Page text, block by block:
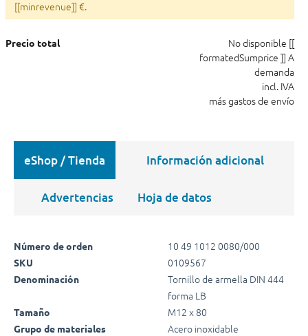
[[minrevenue]] €.
Precio total No disponible [[
formatedSumprice ]] A
demanda
incl. IVA
más gastos de envío
eShop / Tienda Información adicional
Advertencias Hoja de datos
Número de orden 10 49 1012 0080/000
SKU 0109567
Denominación
Tornillo de armella DIN 444
forma LB
Tamaño M12 x 80
Grupo de materiales Acero inoxidable